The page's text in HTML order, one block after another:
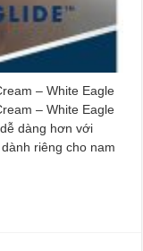
– White Eagle
– White Eagle
dàng hơn với
riêng cho nam